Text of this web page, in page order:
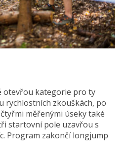
otevřou kategorie pro ty
rychlostních zkouškách, po
měřenými úseky také
startovní pole uzavřou s
Program zakončí longjump